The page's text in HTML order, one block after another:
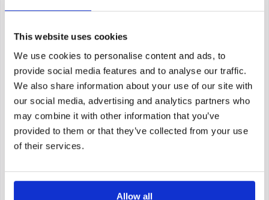
This website uses cookies
We use cookies to personalise content and ads, to
provide social media features and to analyse our traffic.
We also share information about your use of our site with
our social media, advertising and analytics partners who
may combine it with other information that you’ve
provided to them or that they’ve collected from your use
of their services.
Allow all